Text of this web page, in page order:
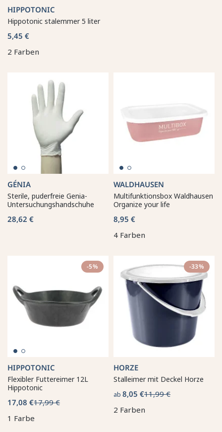
HIPPOTONIC
Hippotonic stalemmer 5 liter
5,45 €
2 Farben
GÉNIA
Sterile, puderfreie Genia-
Untersuchungshandschuhe
28,62 €
WALDHAUSEN
Multifunktionsbox Waldhausen
Organize your life
8,95 €
4 Farben
-5%
HIPPOTONIC
Flexibler Futtereimer 12L
Hippotonic
17,08 €17,99 €
1 Farbe
-33%
HORZE
Stalleimer mit Deckel Horze
ab 8,05 €11,99 €
2 Farben